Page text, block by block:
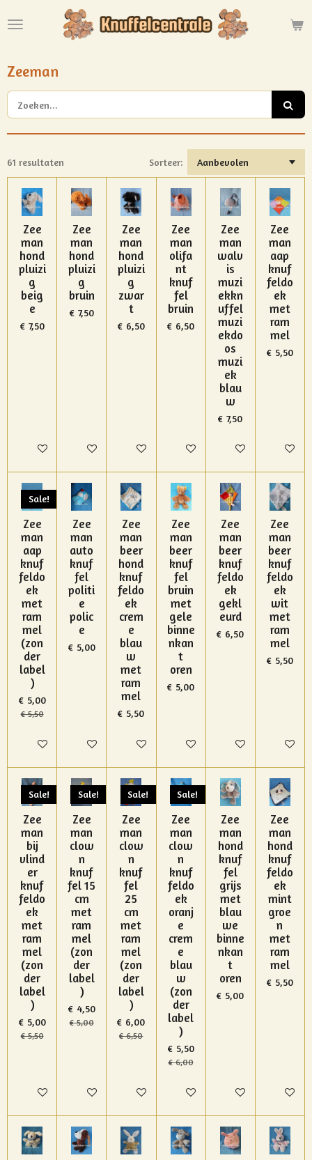
direct
hoofdinhoud
Zeeman
61 resultaten Sorteer:
Zee
man
hond
pluizi
g
beig
e
€ 7,50
In winkelwagen
Zee
man
hond
pluizi
g
bruin
€ 7,50
In winkelwagen
Zee
man
hond
pluizi
g
zwar
t
€ 6,50
In winkelwagen
Zee
man
olifa
nt
knuf
fel
bruin
€ 6,50
In winkelwagen
Zee
man
walv
is
muzi
ekkn
uffel
muzi
ekdo
os
muzi
ek
blau
w
€ 7,50
In winkelwagen
Zee
man
aap
knuf
feldo
ek
met
ram
mel
€ 5,50
In
Sale!
Zee
man
aap
knuf
feldo
ek
met
ram
mel
(zon
der
label
)
€ 5,00
€ 5,50
In winkelwagen
Zee
man
auto
knuf
fel
politi
e
polic
e
€ 5,00
In winkelwagen
Zee
man
beer
hond
knuf
feldo
ek
crem
e
blau
w
met
ram
mel
€ 5,50
In winkelwagen
Zee
man
beer
knuf
fel
bruin
met
gele
binne
nkan
t
oren
€ 5,00
In winkelwagen
Zee
man
beer
knuf
feldo
ek
gekl
eurd
€ 6,50
In winkelwagen
Zee
man
beer
knuf
feldo
ek
wit
met
ram
mel
€ 5,50
In
Sale!
Zee
man
bij
vlind
er
knuf
feldo
ek
met
ram
mel
(zon
der
label
)
€ 5,00
€ 5,50
In winkelwagen
Sale!
Zee
man
clow
n
knuf
fel 15
cm
met
ram
mel
(zon
der
label
)
€ 4,50
€ 5,00
In winkelwagen
Sale!
Zee
man
clow
n
knuf
fel
25
cm
met
ram
mel
(zon
der
label
)
€ 6,00
€ 6,50
In winkelwagen
Sale!
Zee
man
clow
n
knuf
feldo
ek
oranj
e
crem
e
blau
w
(zon
der
label
)
€ 5,50
€ 6,00
In winkelwagen
Zee
man
hond
knuf
fel
grijs
met
blau
we
binne
nkan
t
oren
€ 5,00
In winkelwagen
Zee
man
hond
knuf
feldo
ek
mint
groe
n
met
ram
mel
€ 5,50
In